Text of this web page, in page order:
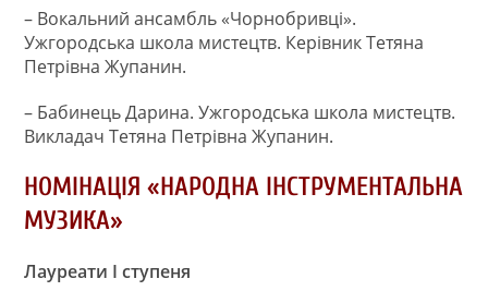
– Вокальний ансамбль «Чорнобривці».
Ужгородська школа мистецтв. Керівник Тетяна
Петрівна Жупанин.
– Бабинець Дарина. Ужгородська школа мистецтв.
Викладач Тетяна Петрівна Жупанин.
НОМІНАЦІЯ «НАРОДНА ІНСТРУМЕНТАЛЬНА
МУЗИКА»
Лауреати І ступеня